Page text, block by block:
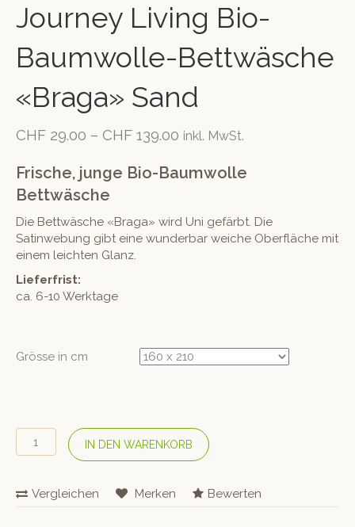
Journey Living Bio-
Baumwolle-Bettwäsche
«Braga» Sand
CHF 29.00 – CHF 139.00 inkl. MwSt.
Frische, junge Bio-Baumwolle
Bettwäsche
Die Bettwäsche «Braga» wird Uni gefärbt. Die
Satinwebung gibt eine wunderbar weiche Oberfläche mit
einem leichten Glanz.
Lieferfrist:
ca. 6-10 Werktage
Grösse in cm
Journey
Living
Baumwolle-
Bettwäsche
IN DEN WARENKORB
Vergleichen Merken Bewerten